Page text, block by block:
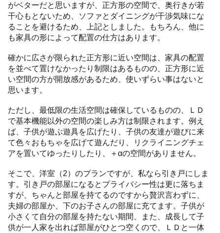
がベターだと思いますが、正方形の空間で、奥行きが若
干心もとないため、ソファとダイニングが干渉気味にな
ることを避けるため、上記としました。もちろん、他に
も家具の形によって配置の仕方はあります。
確かに広さが限られた正方形に近い空間は、家具の配置
を並べて置けなかったり制限はあるものの、正方形に近
い空間の方が開放感があるため、使いずらい事はないと
思います。
ただし、最低限の生活空間は確保しているものの、ＬＤ
で基本機能以外の空間の楽しみ方は制限されます。例え
ば、子供が遊ぶ遊具を広げたり、子供の友達が遊びに来
て色々おもちゃを広げて遊んだり、リクライニングチェ
アを置いてゆったりしたり、＋αの空間がありません。
そこで、洋室（2）のプランですが、私なら引き戸にしま
す。引き戸の部屋になるとプライバシー性は更に落ちま
すが、ちゃんと部屋を持てるのですから贅沢言わずに、
夫婦の部屋か、下のお子さんの部屋に充てます。子供が
小さくて自分の部屋を持たない期間、また、成長して子
供が一人家を出れば部屋がひとつ空くので、ＬＤと一体